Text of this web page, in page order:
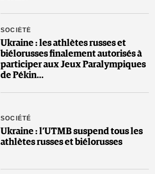
SOCIÉTÉ
Ukraine : les athlètes russes et
biélorusses finalement autorisés à
participer aux Jeux Paralympiques
de Pékin…
SOCIÉTÉ
Ukraine : l’UTMB suspend tous les
athlètes russes et biélorusses